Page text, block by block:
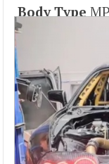
Body Type